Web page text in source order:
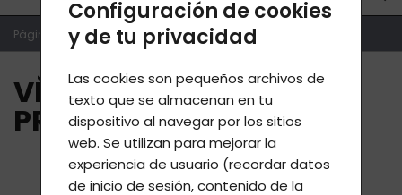
Página de inicio Programa de fidelidad
VĚRNOSTNÍ SLEVOVÝ
PROGRAM
Configuración de cookies
y de tu privacidad
Las cookies son pequeños archivos de
texto que se almacenan en tu
dispositivo al navegar por los sitios
web. Se utilizan para mejorar la
experiencia de usuario (recordar datos
de inicio de sesión, contenido de la